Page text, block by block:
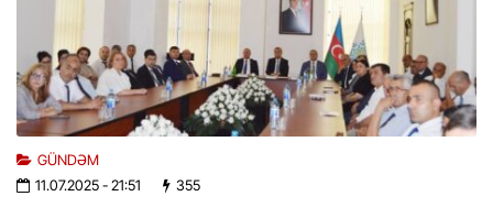
GÜNDƏM
11.07.2025- 21:51 355